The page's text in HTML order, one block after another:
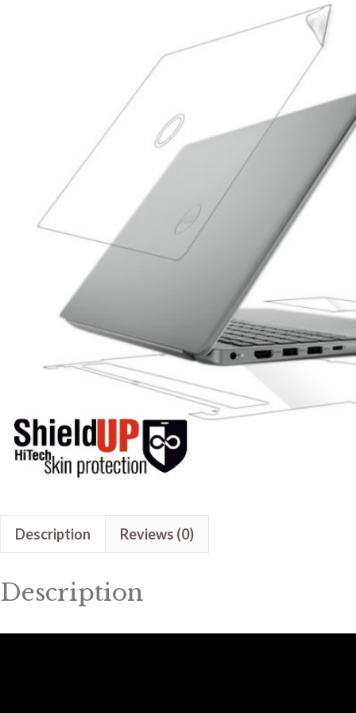
Description Reviews (0)
Description